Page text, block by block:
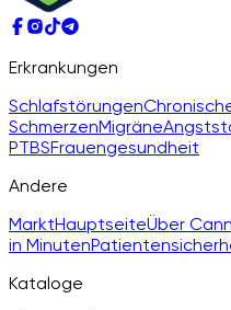
Erkrankungen
Schlafstörungen
SchmerzenMigräne
PTBSFrauengesundheit
Andere
MarktHauptseiteÜber
in Minuten
Kataloge